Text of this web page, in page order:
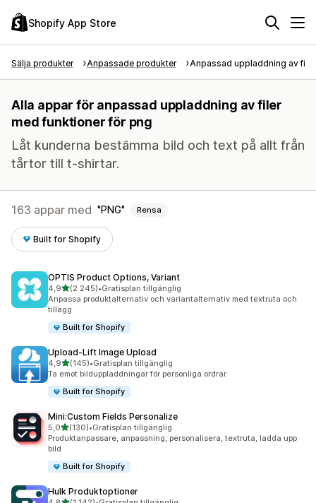
Shopify App Store
Sälja produkter Anpassade produkter Anpassad uppladdning av filer
Alla appar för anpassad uppladdning av filer
med funktioner för png
Låt kunderna bestämma bild och text på allt från
tårtor till t-shirtar.
163 appar med PNG Rensa
Built for Shopify
OPTIS Product Options, Variant
4,9av 5 stjärnor
(2 245)
2245 recensioner totalt
•Gratisplan tillgänglig
Anpassa produktalternativ och variantalternativ med textruta och
tillägg
Built for Shopify
Upload‑Lift Image Upload
4,9av 5 stjärnor
(145)
145 recensioner totalt
•Gratisplan tillgänglig
Ta emot bilduppladdningar för personliga ordrar.
Built for Shopify
Mini:Custom Fields Personalize
5,0av 5 stjärnor
(130)
130 recensioner totalt
•Gratisplan tillgänglig
Produktanpassare, anpassning, personalisera, textruta, ladda upp
bild
Built for Shopify
Hulk Produktoptioner